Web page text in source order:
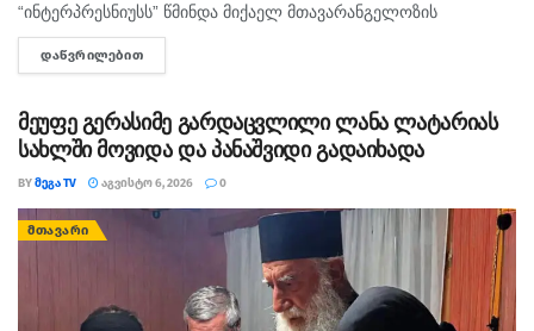
“ინტერპრესნიუსს” წმინდა მიქაელ მთავარანგელოზის
სახელობის საავადმყოფოში განუცხადეს. ექიმების ცნობით, ნია
იმნაძეს სამედიცინო დაწესებულებაში “საჭირო მკურნალობა...
ᲓᲐᲬᲕᲠᲘᲚᲔᲑᲘᲗ
მეუფე გერასიმე გარდაცვლილი ლანა ლატარიას
სახლში მოვიდა და პანაშვიდი გადაიხადა
BYᲛᲔᲒᲐ TV ᲐᲒᲕᲘᲡᲢᲝ 6, 2026 0
ᲛᲗᲐᲕᲐᲠᲘ